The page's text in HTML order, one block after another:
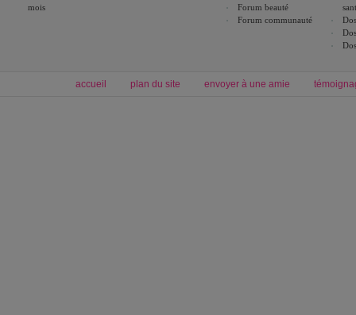
mois
Forum beauté
Forum communauté
accueil plan du site envoyer à une amie